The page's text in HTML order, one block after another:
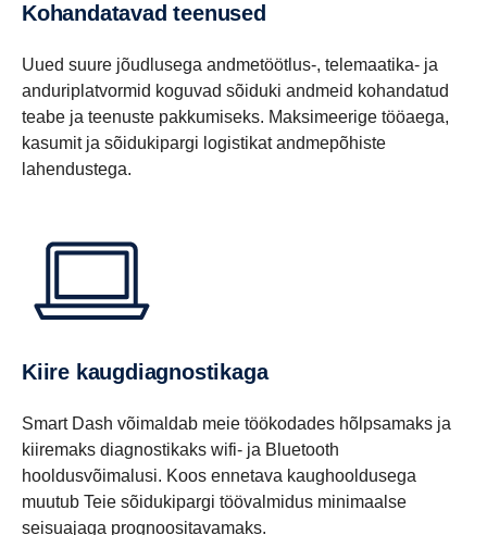
Kohandatavad teenused
Uued suure jõudlusega andmetöötlus-, telemaatika- ja
anduriplatvormid koguvad sõiduki andmeid kohandatud
teabe ja teenuste pakkumiseks. Maksimeerige tööaega,
kasumit ja sõidukipargi logistikat andmepõhiste
lahendustega.
Kiire kaugdiagnostikaga
Smart Dash võimaldab meie töökodades hõlpsamaks ja
kiiremaks diagnostikaks wifi- ja Bluetooth
hooldusvõimalusi. Koos ennetava kaughooldusega
muutub Teie sõidukipargi töövalmidus minimaalse
seisuajaga prognoositavamaks.